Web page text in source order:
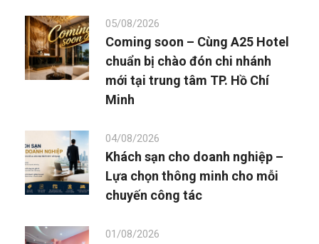
05/08/2026
Coming soon – Cùng A25 Hotel
chuẩn bị chào đón chi nhánh
mới tại trung tâm TP. Hồ Chí
Minh
04/08/2026
Khách sạn cho doanh nghiệp –
Lựa chọn thông minh cho mỗi
chuyến công tác
01/08/2026